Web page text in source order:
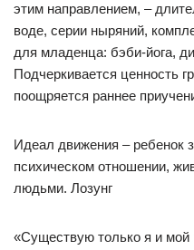
этим направлением, –
воде, серии ныряний,
для младенца: бэби-йога,
Подчеркивается ценность
поощряется раннее
Идеал движения – ребенок
психическом отношении,
людьми. Лозунг
«Существую только я и мой